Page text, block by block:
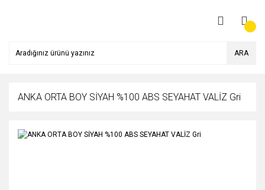
ARA
ANKA ORTA BOY SİYAH %100 ABS SEYAHAT VALİZ Gri